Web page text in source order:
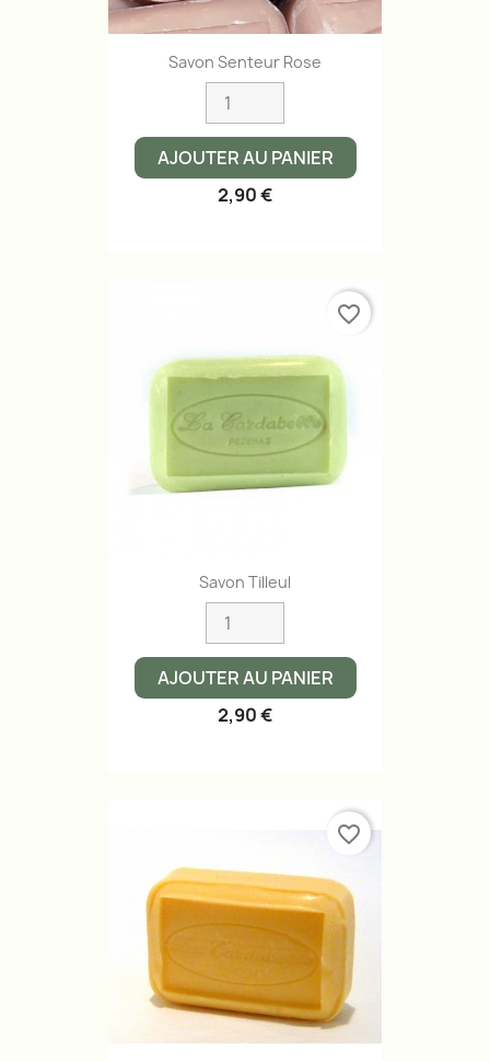
Savon Senteur Rose
AJOUTER AU PANIER
2,90 €
Savon Tilleul
AJOUTER AU PANIER
2,90 €
favorite_border
favorite_border